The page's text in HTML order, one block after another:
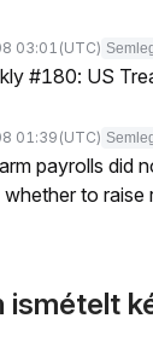
03:01 (UTC)
#180: US
01:39 (UTC)
payrolls did
to raise
ismételt